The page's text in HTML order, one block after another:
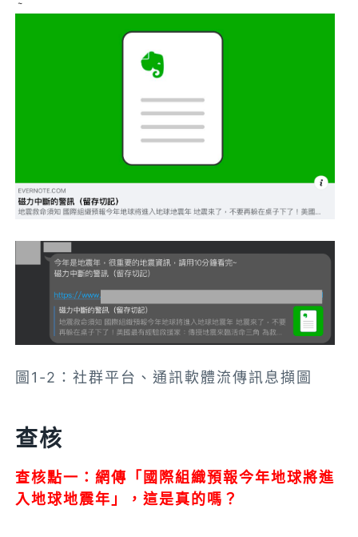
圖1-2：社群平台、通訊軟體流傳訊息擷圖
查核
查核點一：網傳「國際組織預報今年地球將進
入地球地震年」，這是真的嗎？